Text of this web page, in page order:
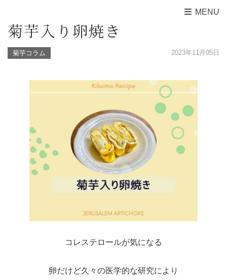
MENU
菊芋入り卵焼き
菊芋コラム 2023年11月05日
コレステロールが気になる
卵だけど久々の医学的な研究により